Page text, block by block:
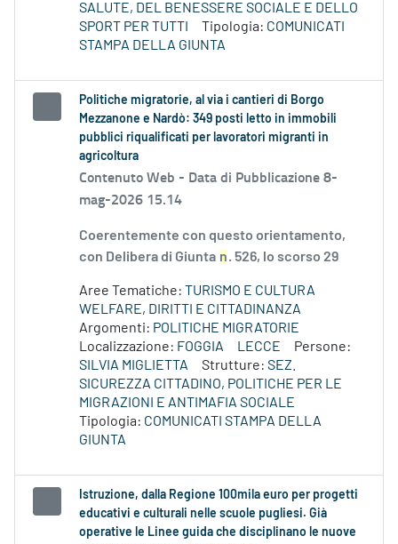
SALUTE, DEL BENESSERE SOCIALE E DELLO
SPORT PER TUTTI
Tipologia: COMUNICATI
STAMPA DELLA GIUNTA
Politiche migratorie, al via i cantieri di Borgo
Mezzanone e Nardò: 349 posti letto in immobili
pubblici riqualificati per lavoratori migranti in
agricoltura
Contenuto Web - Data di Pubblicazione 8-
mag-2026 15.14
Coerentemente con questo orientamento,
con Delibera di Giunta n. 526, lo scorso 29
Aree Tematiche: TURISMO E CULTURA
WELFARE, DIRITTI E CITTADINANZA
Argomenti: POLITICHE MIGRATORIE
Localizzazione: FOGGIA LECCE
Persone:
SILVIA MIGLIETTA
Strutture: SEZ.
SICUREZZA CITTADINO, POLITICHE PER LE
MIGRAZIONI E ANTIMAFIA SOCIALE
Tipologia: COMUNICATI STAMPA DELLA
GIUNTA
Istruzione, dalla Regione 100mila euro per progetti
educativi e culturali nelle scuole pugliesi. Già
operative le Linee guida che disciplinano le nuove